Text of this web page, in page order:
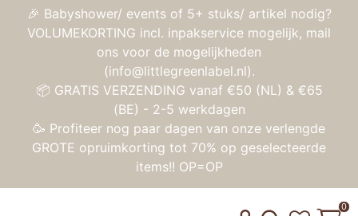
🎉 Babyshower/ events of 5+ stuks/ artikel nodig?
VOLUMEKORTING incl. inpakservice mogelijk, mail
ons voor de mogelijkheden
(info@littlegreenlabel.nl).
📦 GRATIS VERZENDING vanaf €50 (NL) & €65
(BE) - 2-5 werkdagen
🥳 Profiteer nog paar dagen van onze verlengde
GROTE opruimkorting tot 70% op geselecteerde
items!! OP=OP
0